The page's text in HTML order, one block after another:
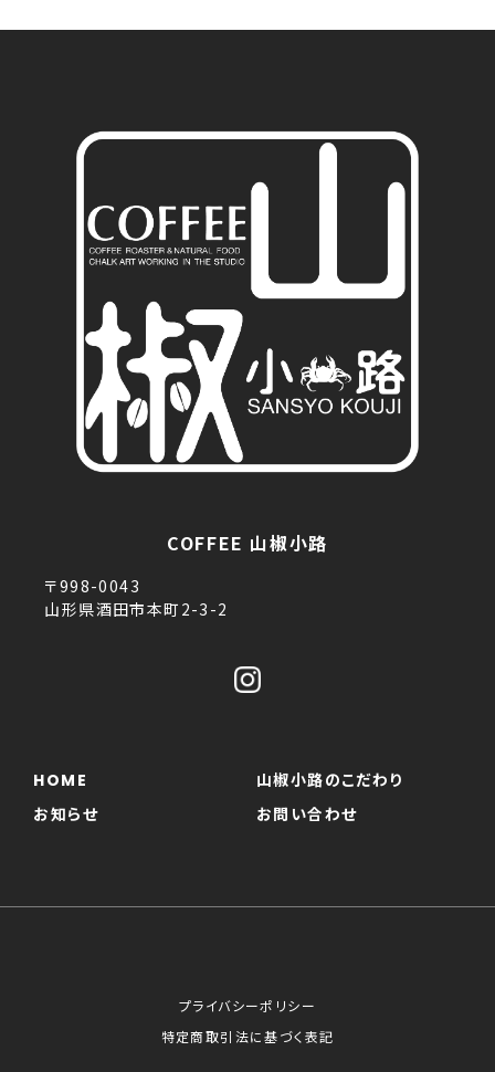
COFFEE 山椒小路
〒998-0043
山形県酒田市本町2-3-2
HOME
山椒小路のこだわり
お知らせ
お問い合わせ
プライバシーポリシー
特定商取引法に基づく表記